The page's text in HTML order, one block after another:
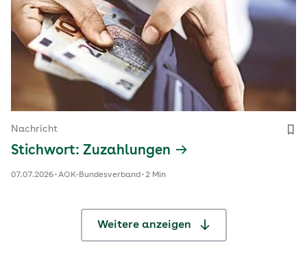
Nachricht
Stichwort: Zuzahlungen
07.07.2026 AOK-Bundesverband 2 Min
Weitere anzeigen